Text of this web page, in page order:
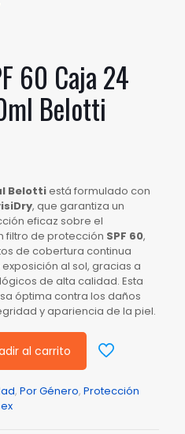
60 Caja 24
Belotti
Belottiestá formulado con
, que garantiza un
eficaz sobre el
filtro de protección SPF 60,
de cobertura continua
al sol, gracias a
de alta calidad. Esta
óptima contra los daños
y apariencia de la piel.
al carrito
, Por Género, Protección